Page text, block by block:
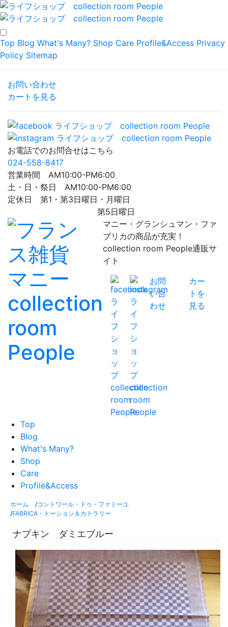
Top Blog What's Many? Shop Care Profile&Access Privacy
Policy Sitemap
お問い合わせ
カートを見る
お電話でのお問合せはこちら
024-558-8417
営業時間 AM10:00-PM6:00
土・日・祭日 AM10:00-PM6:00
定休日 第1・第3日曜日・月曜日
第5日曜日
マニー・グランシュマン・ファ
ブリカの商品が充実！
collection room People通販サ
イト
お問
い合
わせ
カー
トを
見る
Top
Blog
What's Many?
Shop
Care
Profile&Access
ホーム /コントワール・ドゥ・ファミーユ
/FABRICA・トーション＆カトラリー
ナプキン ダミエブルー